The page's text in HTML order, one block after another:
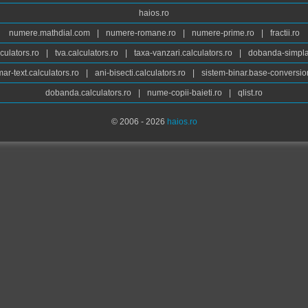
haios.ro
numere.mathdial.com numere-romane.ro numere-prime.ro fractii.ro
tva.calculators.ro taxa-vanzari.calculators.ro dobanda-
text.calculators.ro ani-bisecti.calculators.ro sistem-binar.base-
dobanda.calculators.ro nume-copii-baieti.ro qlist.ro
© 2006 - 2026 haios.ro